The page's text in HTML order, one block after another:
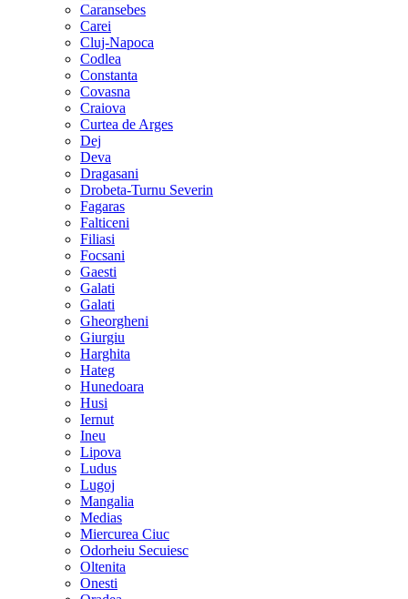
Caransebes
Carei
Cluj-Napoca
Codlea
Constanta
Covasna
Craiova
Curtea de Arges
Dej
Deva
Dragasani
Drobeta-Turnu Severin
Fagaras
Falticeni
Filiasi
Focsani
Gaesti
Galati
Galati
Gheorgheni
Giurgiu
Harghita
Hateg
Hunedoara
Husi
Iernut
Ineu
Lipova
Ludus
Lugoj
Mangalia
Medias
Miercurea Ciuc
Odorheiu Secuiesc
Oltenita
Onesti